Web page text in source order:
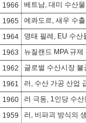
1966
베트남, 대미 수산
1965
에콰도르, 새우 수
1964
명태 필레, EU 수산
1963
뉴질랜드 MPA 규제
1962
글로벌 수산시장 불
1961
러, 수산 가공 산업
1960
러 극동, 1인당 수
1959
러, 비파괴 방식의